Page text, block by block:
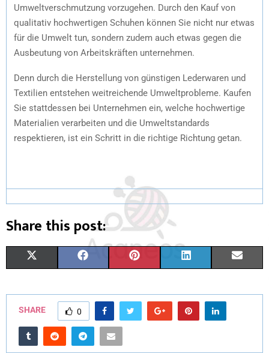
Umweltverschmutzung vorzugehen. Durch den Kauf von
qualitativ hochwertigen Schuhen können Sie nicht nur etwas
für die Umwelt tun, sondern zudem auch etwas gegen die
Ausbeutung von Arbeitskräften unternehmen.
Denn durch die Herstellung von günstigen Lederwaren und
Textilien entstehen weitreichende Umweltprobleme. Kaufen
Sie stattdessen bei Unternehmen ein, welche hochwertige
Materialien verarbeiten und die Umweltstandards
respektieren, ist ein Schritt in die richtige Richtung getan.
Share this post:
I
C
E
B
N
T
N
K
SHARE 0